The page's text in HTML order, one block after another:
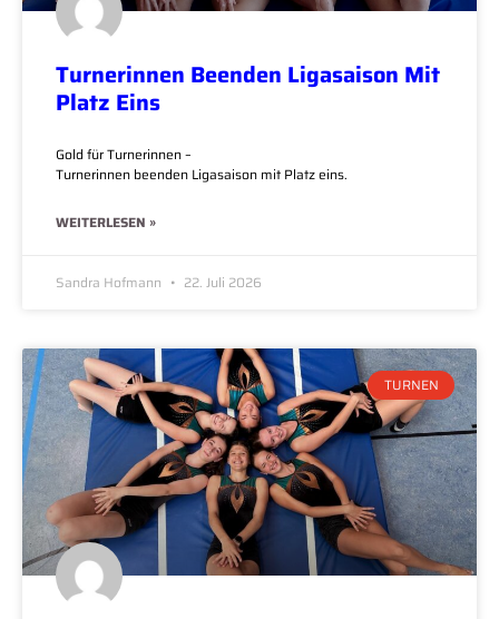
Turnerinnen Beenden Ligasaison Mit
Platz Eins
Gold für Turnerinnen –
Turnerinnen beenden Ligasaison mit Platz eins.
WEITERLESEN »
Sandra Hofmann 22. Juli 2026
TURNEN